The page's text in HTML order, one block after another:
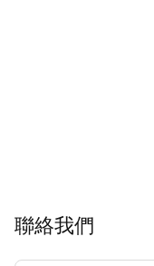
聯絡我們